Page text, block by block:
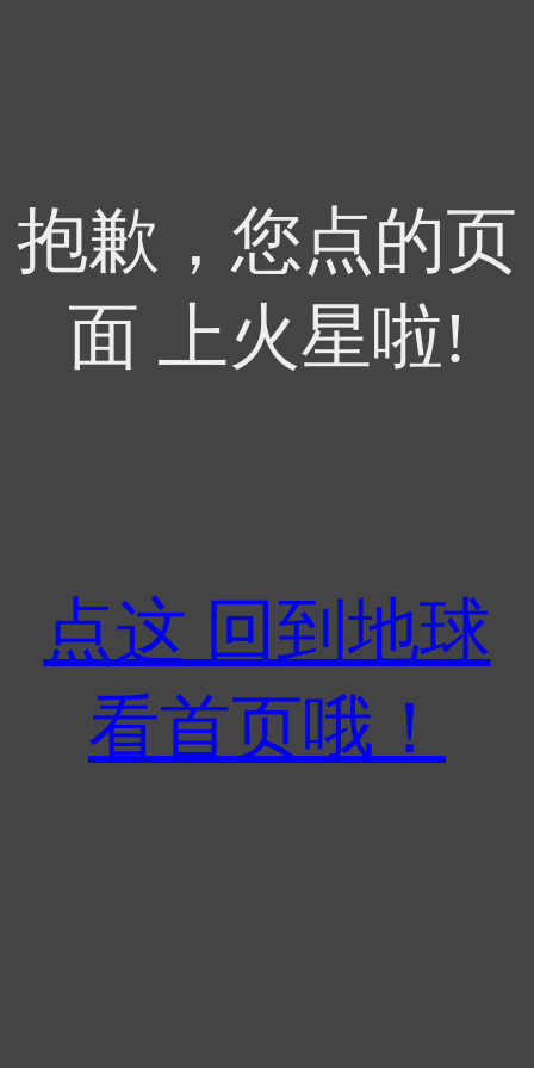
抱歉，您点的页
面 上火星啦!
点这 回到地球
看首页哦！